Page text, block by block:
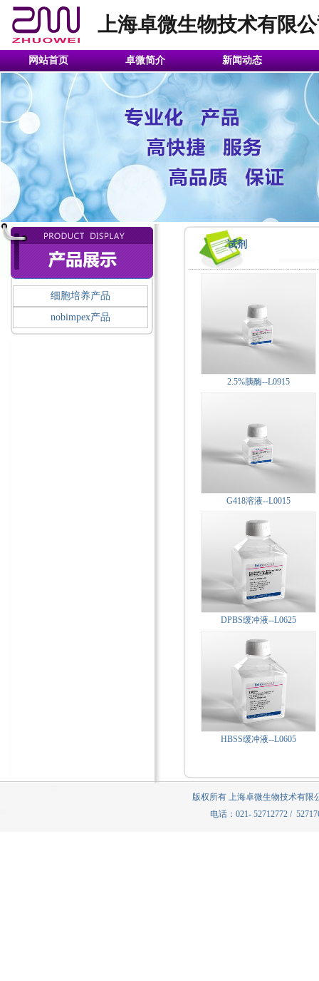
上海卓微生物技术有限
网站首页 卓微简介 新闻动态
细胞培养产品
nobimpex产品
试剂
2.5%胰酶--L0915
G418溶液--L0015
DPBS缓冲液--L0625
HBSS缓冲液--L0605
版权所有 上海卓微生物技术有限
电话：021- 52712772 /